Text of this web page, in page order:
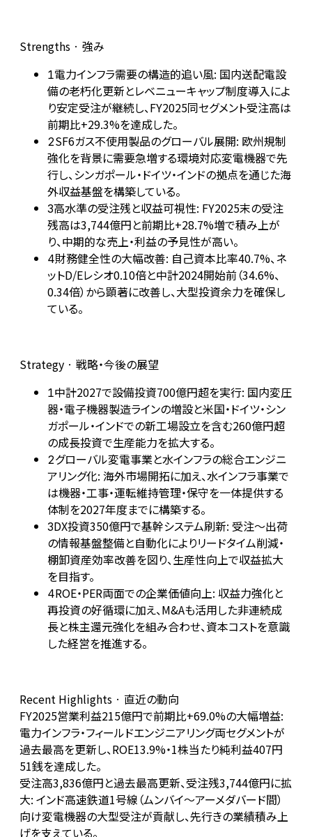
Strengths · 強み
1電力インフラ需要の構造的追い風: 国内送配電設
備の老朽化更新とレベニューキャップ制度導入によ
り安定受注が継続し、FY2025同セグメント受注高は
前期比+29.3%を達成した。
2SF6ガス不使用製品のグローバル展開: 欧州規制
強化を背景に需要急増する環境対応変電機器で先
行し、シンガポール・ドイツ・インドの拠点を通じた海
外収益基盤を構築している。
3高水準の受注残と収益可視性: FY2025末の受注
残高は3,744億円と前期比+28.7%増で積み上が
り、中期的な売上・利益の予見性が高い。
4財務健全性の大幅改善: 自己資本比率40.7%、ネ
ットD/Eレシオ0.10倍と中計2024開始前（34.6%、
0.34倍）から顕著に改善し、大型投資余力を確保し
ている。
Strategy · 戦略・今後の展望
1中計2027で設備投資700億円超を実行: 国内変圧
器・電子機器製造ラインの増設と米国・ドイツ・シン
ガポール・インドでの新工場設立を含む260億円超
の成長投資で生産能力を拡大する。
2グローバル変電事業と水インフラの総合エンジニ
アリング化: 海外市場開拓に加え、水インフラ事業で
は機器・工事・運転維持管理・保守を一体提供する
体制を2027年度までに構築する。
3DX投資350億円で基幹システム刷新: 受注〜出荷
の情報基盤整備と自動化によりリードタイム削減・
棚卸資産効率改善を図り、生産性向上で収益拡大
を目指す。
4ROE・PER両面での企業価値向上: 収益力強化と
再投資の好循環に加え、M&Aも活用した非連続成
長と株主還元強化を組み合わせ、資本コストを意識
した経営を推進する。
Recent Highlights · 直近の動向
FY2025営業利益215億円で前期比+69.0%の大幅増益:
電力インフラ・フィールドエンジニアリング両セグメントが
過去最高を更新し、ROE13.9%・1株当たり純利益407円
51銭を達成した。
受注高3,836億円と過去最高更新、受注残3,744億円に拡
大: インド高速鉄道1号線（ムンバイ〜アーメダバード間）
向け変電機器の大型受注が貢献し、先行きの業績積み上
げを支えている。